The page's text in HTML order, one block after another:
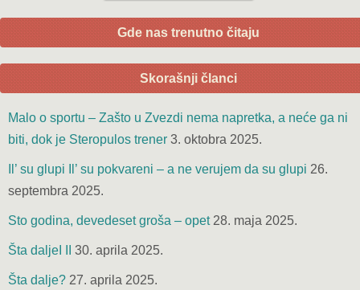
Gde nas trenutno čitaju
Skorašnji članci
Malo o sportu – Zašto u Zvezdi nema napretka, a neće ga ni
biti, dok je Steropulos trener 3. oktobra 2025.
Il’ su glupi Il’ su pokvareni – a ne verujem da su glupi 26.
septembra 2025.
Sto godina, devedeset groša – opet 28. maja 2025.
Šta daljeI II 30. aprila 2025.
Šta dalje? 27. aprila 2025.